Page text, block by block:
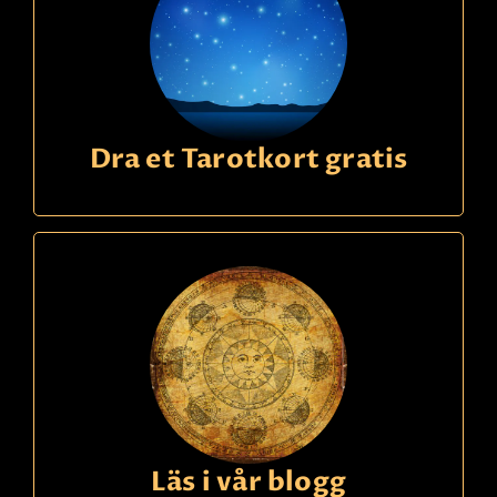
Dra et Tarotkort gratis
Läs i vår blogg